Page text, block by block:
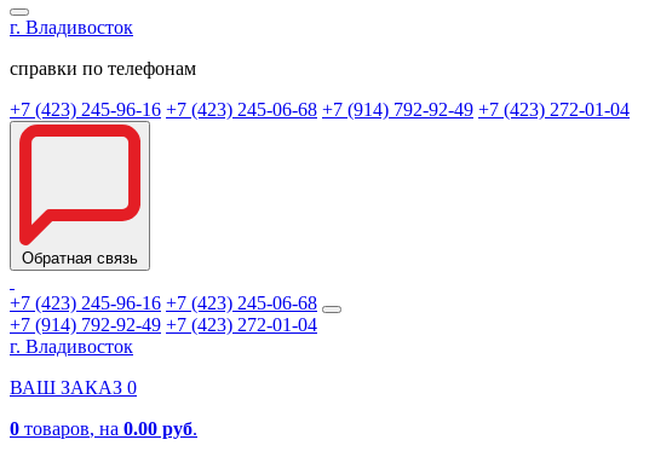
г. Владивосток
справки по телефонам
+7 (423) 245-96-16 +7 (423) 245-06-68 +7 (914) 792-92-49 +7 (423) 272-01-04
Обратная связь
+7 (423) 245-96-16 +7 (423) 245-06-68
+7 (914) 792-92-49 +7 (423) 272-01-04
г. Владивосток
ВАШ ЗАКАЗ 0
0 товаров, на 0.00 руб.